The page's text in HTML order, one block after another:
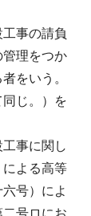
事の請負
理をつか
をいう。
じ。）を
事に関し
よる高等
号）によ